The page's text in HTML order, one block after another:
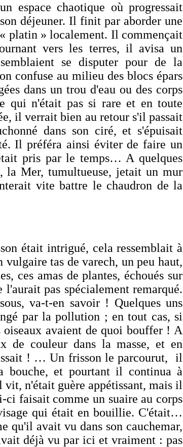
chaotique où progressait
déjeuner. Il finit par aborder une
platin » localement. Il commençait
vers les terres, il avisa un
se disputer pour de la
confuse au milieu des blocs épars
dans un trou d'eau ou des corps
qui n'était pas si rare et en toute
il verrait bien au retour s'il passait
dans son ciré, et s'épuisait
Il préféra ainsi éviter de faire un
pris par le temps… A quelques
la Mer, tumultueuse, jetait un mur
vite battre le chaudron de la
était intrigué, cela ressemblait à
tas de varech, un peu haut,
ces amas de plantes, échoués sur
pas spécialement remarqué.
va-t-en savoir ! Quelques uns
par la pollution ; en tout cas, si
avaient de quoi bouffer ! A
de couleur dans la masse, et en
! … Un frisson le parcourut, il
bouche, et pourtant il continua à
n'était guère appétissant, mais il
ci faisait comme un suaire au corps
qui était en bouillie. C'était…
qu'il avait vu dans son cauchemar,
déjà vu par ici et vraiment : pas